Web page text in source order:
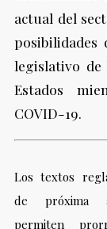
actual del
posibilidades
legislativo de
Estados
COVID-19.
Los textos
de próxima
permiten